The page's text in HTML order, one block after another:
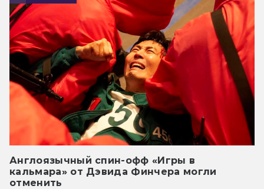
Англоязычный спин-офф «Игры в
кальмара» от Дэвида Финчера могли
отменить